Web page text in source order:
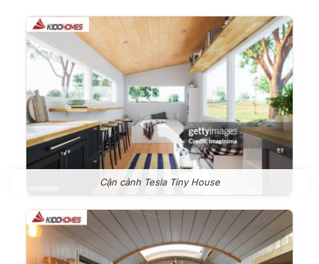
Cận cảnh Tesla Tiny House